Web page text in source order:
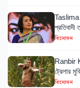
Taslima
প্রতিবাদী
বিনোদন
Ranbir
ট্রেলার
বিনোদন